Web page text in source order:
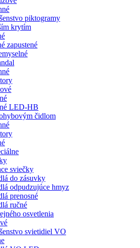
piktogramy
krytím
zapustené
LED-HB
čidlom
sviečky
do zásuvky
odpudzujúce hmyz
prenosné
ručné
osvetlenia
svietidiel VO